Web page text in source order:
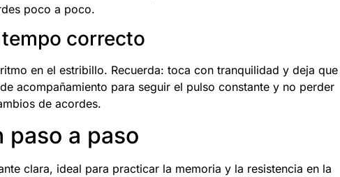
poco a poco.
correcto
en el estribillo. Recuerda: toca con tranquilidad y deja que
acompañamiento para seguir el pulso constante y no perder
de acordes.
paso a paso
clara, ideal para practicar la memoria y la resistencia en la